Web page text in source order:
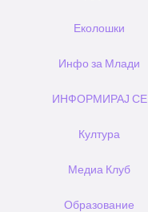
Еколошки
Инфо за Млади
ИНФОРМИРАЈ СЕ
Култура
Медиа Клуб
Образование